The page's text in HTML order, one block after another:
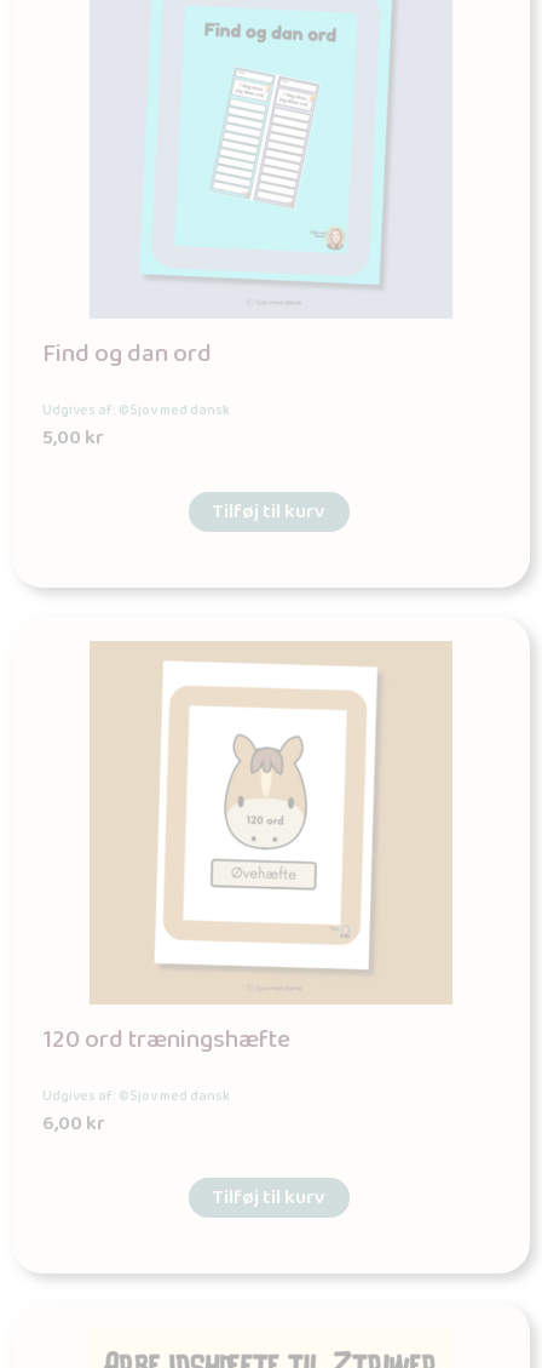
Find og dan ord
Udgives af: ©Sjov med dansk
5,00kr
Tilføj til kurv
120 ord træningshæfte
Udgives af: ©Sjov med dansk
6,00kr
Tilføj til kurv